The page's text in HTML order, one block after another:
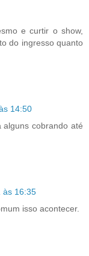
e curtir o show,
do ingresso quanto
14:50
cobrando até
às 16:35
isso acontecer.